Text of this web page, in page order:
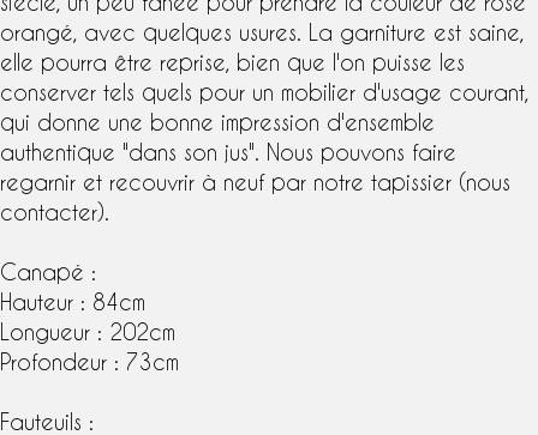
orangé, avec quelques usures. La garniture est saine,
elle pourra être reprise, bien que l'on puisse les
conserver tels quels pour un mobilier d'usage courant,
qui donne une bonne impression d'ensemble
authentique "dans son jus". Nous pouvons faire
regarnir et recouvrir à neuf par notre tapissier (nous
contacter).
Canapé :
Hauteur : 84cm
Longueur : 202cm
Profondeur : 73cm
Fauteuils :